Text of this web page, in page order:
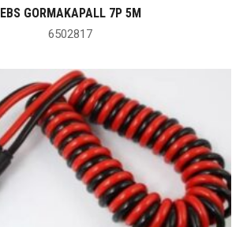
EBS GORMAKAPALL 7P 5M
6502817